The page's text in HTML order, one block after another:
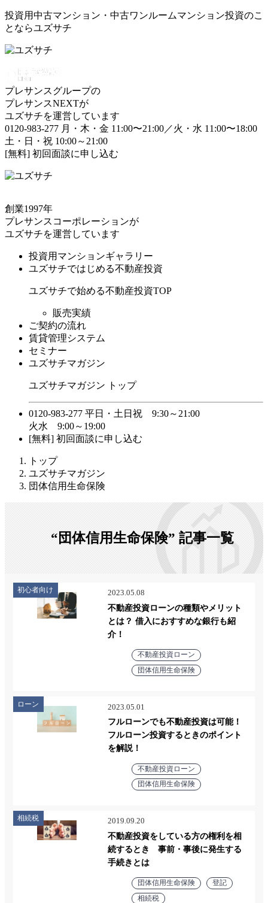
投資用中古マンション・中古ワンルームマンション投資のこ
とならユズサチ
プレサンスグループの
プレサンスNEXTが
ユズサチを運営しています
0120-983-277 月・木・金 11:00〜21:00／火・水 11:00〜18:00
土・日・祝 10:00～21:00
[無料] 初回面談に申し込む
創業1997年
プレサンスコーポレーションが
ユズサチを運営しています
投資用マンションギャラリー
ユズサチではじめる不動産投資
ユズサチで始める不動産投資TOP
販売実績
ご契約の流れ
賃貸管理システム
セミナー
ユズサチマガジン
ユズサチマガジン トップ
0120-983-277 平日・土日祝 9:30～21:00
火水 9:00～19:00
[無料] 初回面談に申し込む
トップ
ユズサチマガジン
団体信用生命保険
“団体信用生命保険” 記事一覧
初心者向け 2023.05.08
不動産投資ローンの種類やメリット
とは？ 借入におすすめな銀行も紹
介！
不動産投資ローン
団体信用生命保険
ローン 2023.05.01
フルローンでも不動産投資は可能！
フルローン投資するときのポイント
を解説！
不動産投資ローン
団体信用生命保険
相続税 2019.09.20
不動産投資をしている方の権利を相
続するとき 事前・事後に発生する
手続きとは
団体信用生命保険
登記
相続税